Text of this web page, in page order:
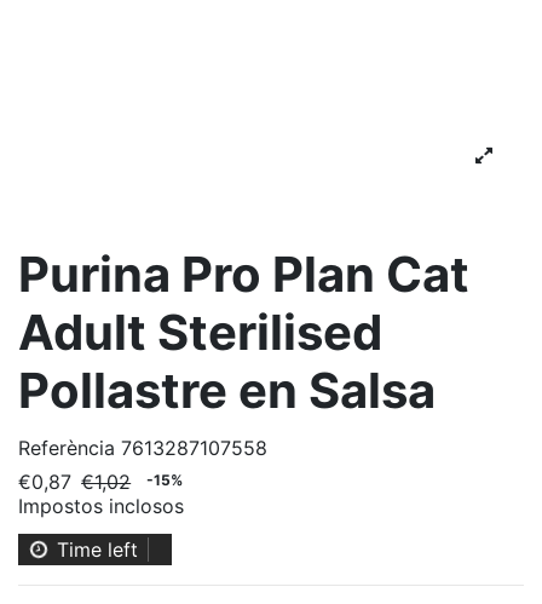
Purina Pro Plan Cat
Adult Sterilised
Pollastre en Salsa
Referència 7613287107558
€0,87 €1,02 -15%
Impostos inclosos
Time left